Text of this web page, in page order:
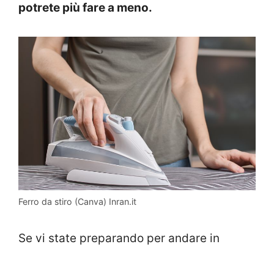
potrete più fare a meno.
Ferro da stiro (Canva) Inran.it
Se vi state preparando per andare in